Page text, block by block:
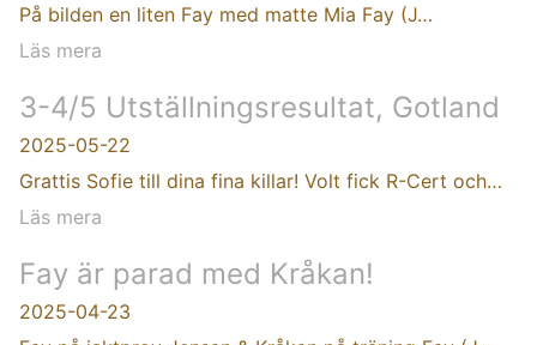
På bilden en liten Fay med matte Mia Fay (J…
Läs mera
3-4/5 Utställningsresultat, Gotland
2025-05-22
Grattis Sofie till dina fina killar! Volt fick R-Cert och…
Läs mera
Fay är parad med Kråkan!
2025-04-23